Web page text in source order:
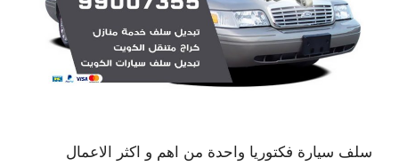
سلف سيارة فكتوريا واحدة من اهم و اكثر الاعمال